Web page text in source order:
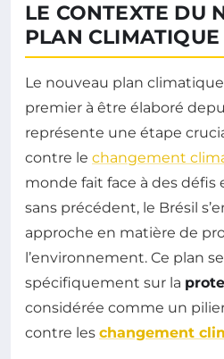
LE CONTEXTE DU
PLAN
Le nouveau plan
premier à être élaboré
représente une étape
contre le changement
monde fait face à des
sans précédent, le Brésil
approche en matière de
l’environnement. Ce plan
spécifiquement sur la
considérée comme un
contre les changement